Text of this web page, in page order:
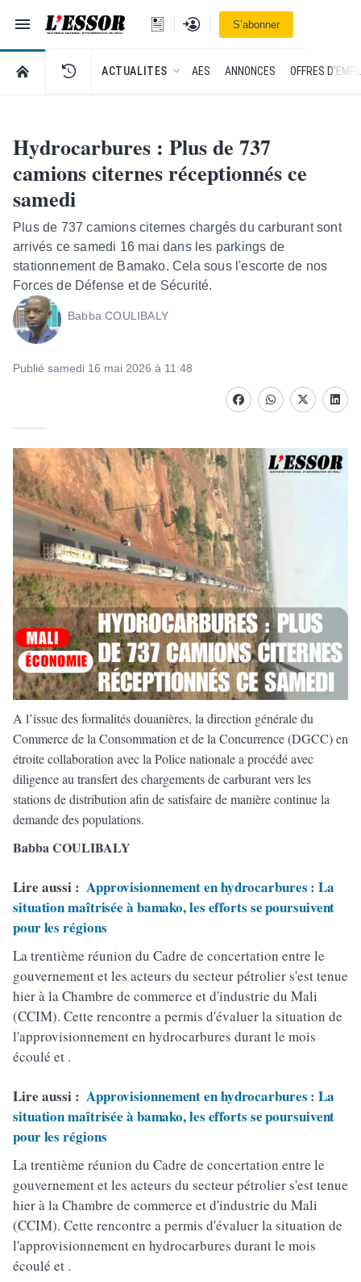
Navigation
L'Essor - retour à la une
Se connecterS’abonner
RETOUR À LA PAGE D’ACCUEIL DE L'ESSOR
ACTUALITES AES ANNONCES OFFRES
Hydrocarbures : Plus de 737
camions citernes réceptionnés ce
samedi
Plus de 737 camions citernes chargés du carburant sont
arrivés ce samedi 16 mai dans les parkings de
stationnement de Bamako. Cela sous l'escorte de nos
Forces de Défense et de Sécurité.
Babba COULIBALY
Publié samedi 16 mai 2026 à 11:48
FacebookwhatsappTwitter
A l’issue des formalités douanières, la direction générale du
Commerce de la Consommation et de la Concurrence (DGCC) en
étroite collaboration avec la Police nationale a procédé avec
diligence au transfert des chargements de carburant vers les
stations de distribution afin de satisfaire de manière continue la
demande des populations.
Babba COULIBALY
Lire aussi : Approvisionnement en hydrocarbures : La
situation maîtrisée à bamako, les efforts se poursuivent
pour les régions
La trentième réunion du Cadre de concertation entre le
gouvernement et les acteurs du secteur pétrolier s'est tenue
hier à la Chambre de commerce et d'industrie du Mali
(CCIM). Cette rencontre a permis d'évaluer la situation de
l'approvisionnement en hydrocarbures durant le mois
écoulé et .
Lire aussi : Approvisionnement en hydrocarbures : La
situation maîtrisée à bamako, les efforts se poursuivent
pour les régions
La trentième réunion du Cadre de concertation entre le
gouvernement et les acteurs du secteur pétrolier s'est tenue
hier à la Chambre de commerce et d'industrie du Mali
(CCIM). Cette rencontre a permis d'évaluer la situation de
l'approvisionnement en hydrocarbures durant le mois
écoulé et .